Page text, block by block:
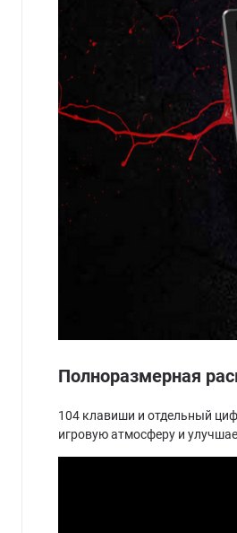
Полноразмерная
104 клавиши и отдельный
игровую атмосферу и